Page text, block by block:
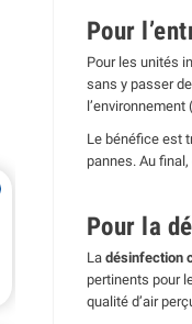
Pour
Pour les unités
sans y passer
Le bénéfice est
pannes. Au
Pour la
La désinfection
pertinents pour
qualité d’air